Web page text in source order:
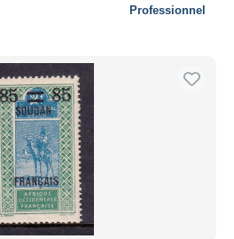
Professionnel